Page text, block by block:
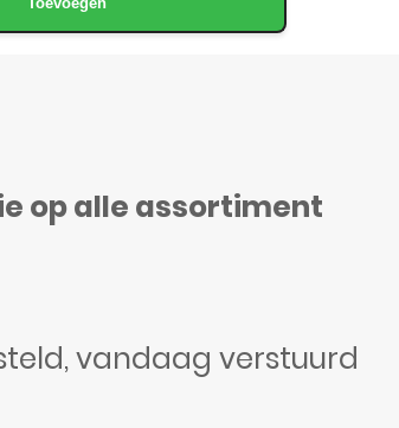
op alle assortiment
vandaag verstuurd